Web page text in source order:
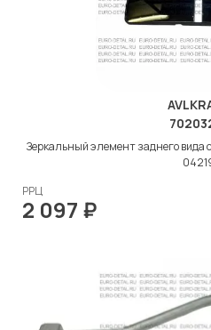
Зеркальный элемент заднего вида
РРЦ
2 097 ₽